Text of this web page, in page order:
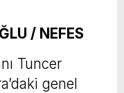
/ NEFES
Tuncer
genel